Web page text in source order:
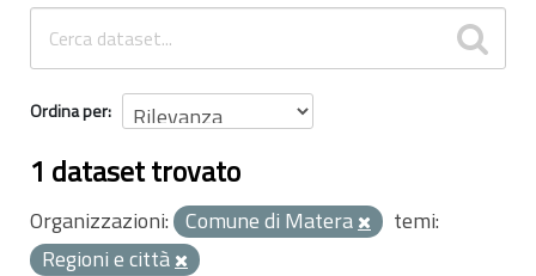
INFORMAZIONI
Ordina per
1 dataset trovato
Organizzazioni: Comune di Matera
temi:
Regioni e città